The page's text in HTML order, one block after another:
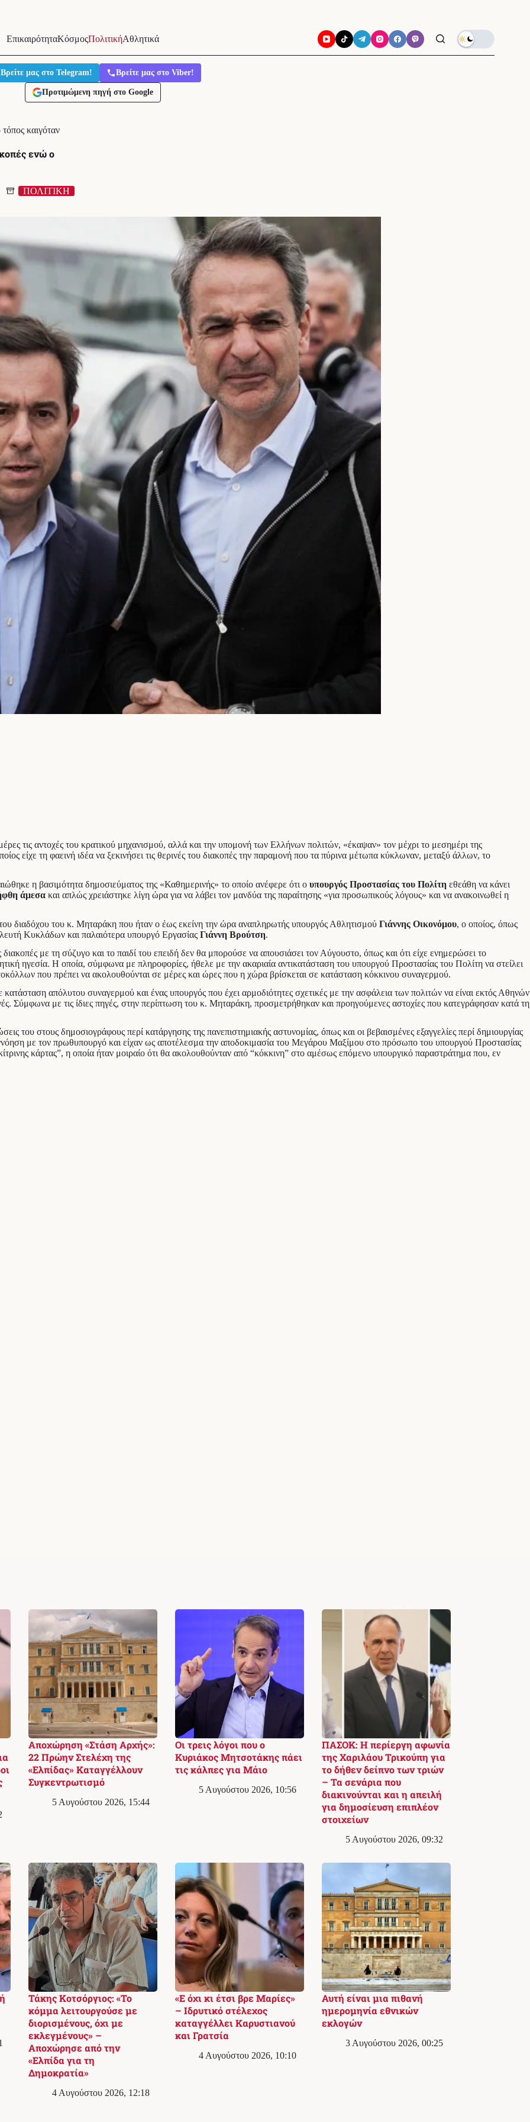
ΕπικαιρότηταΚόσμοςΠολιτικήΑθλητικά
Βρείτε μας στο Telegram! Βρείτε μας στο Viber!
Προτιμώμενη πηγή στο Google
καιγόταν
ενώ ο
ΠΟΛΙΤΙΚΗ
τις αντοχές του κρατικού μηχανισμού, αλλά και την υπομονή των Ελλήνων πολιτών, «έκαψαν» τον μέχρι το μεσημέρι της
είχε τη φαεινή ιδέα να ξεκινήσει τις θερινές του διακοπές την παραμονή που τα πύρινα μέτωπα κύκλωναν, μεταξύ άλλων, το
η βασιμότητα δημοσιεύματος της «Καθημερινής» το οποίο ανέφερε ότι ο υπουργός Προστασίας του Πολίτη εθεάθη να κάνει
άμεσα και απλώς χρειάστηκε λίγη ώρα για να λάβει τον μανδύα της παραίτησης «για προσωπικούς λόγους» και να ανακοινωθεί η
διαδόχου του κ. Μηταράκη που ήταν ο έως εκείνη την ώρα αναπληρωτής υπουργός Αθλητισμού Γιάννης Οικονόμου, ο οποίος, όπως
Κυκλάδων και παλαιότερα υπουργό Εργασίας Γιάννη Βρούτση.
με τη σύζυγο και το παιδί του επειδή δεν θα μπορούσε να απουσιάσει τον Αύγουστο, όπως και ότι είχε ενημερώσει το
ηγεσία. Η οποία, σύμφωνα με πληροφορίες, ήθελε με την ακαριαία αντικατάσταση του υπουργού Προστασίας του Πολίτη να στείλει
που πρέπει να ακολουθούνται σε μέρες και ώρες που η χώρα βρίσκεται σε κατάσταση κόκκινου συναγερμού.
απόλυτου συναγερμού και ένας υπουργός που έχει αρμοδιότητες σχετικές με την ασφάλεια των πολιτών να είναι εκτός Αθηνών
Σύμφωνα με τις ίδιες πηγές, στην περίπτωση του κ. Μηταράκη, προσμετρήθηκαν και προηγούμενες αστοχίες που κατεγράφησαν κατά τη
του στους δημοσιογράφους περί κατάργησης της πανεπιστημιακής αστυνομίας, όπως και οι βεβαισμένες εξαγγελίες περί δημιουργίας
με τον πρωθυπουργό και είχαν ως αποτέλεσμα την αποδοκιμασία του Μεγάρου Μαξίμου στο πρόσωπο του υπουργού Προστασίας
κάρτας”, η οποία ήταν μοιραίο ότι θα ακολουθούνταν από “κόκκινη” στο αμέσως επόμενο υπουργικό παραστράτημα που, εν
Αποχώρηση «Στάση Αρχής»:
22 Πρώην Στελέχη της
«Ελπίδας» Καταγγέλλουν
Συγκεντρωτισμό
5 Αυγούστου 2026, 15:44
Οι τρεις λόγοι που ο
Κυριάκος Μητσοτάκης πάει
τις κάλπες για Μάιο
5 Αυγούστου 2026, 10:56
ΠΑΣΟΚ: Η περίεργη αφωνία
της Χαριλάου Τρικούπη για
το δήθεν δείπνο των τριών
– Τα σενάρια που
διακινούνται και η απειλή
για δημοσίευση επιπλέον
στοιχείων
5 Αυγούστου 2026, 09:32
Τάκης Κοτσόργιος: «Το
κόμμα λειτουργούσε με
διορισμένους, όχι με
εκλεγμένους» –
Αποχώρησε από την
«Ελπίδα για τη
Δημοκρατία»
4 Αυγούστου 2026, 12:18
«Ε όχι κι έτσι βρε Μαρίες»
– Ιδρυτικό στέλεχος
καταγγέλλει Καρυστιανού
και Γρατσία
4 Αυγούστου 2026, 10:10
Αυτή είναι μια πιθανή
ημερομηνία εθνικών
εκλογών
3 Αυγούστου 2026, 00:25